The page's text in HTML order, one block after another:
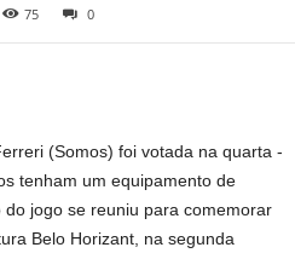
75 0
(Somos) foi votada na quarta -
tenham um equipamento de
jogo se reuniu para comemorar
Belo Horizant, na segunda